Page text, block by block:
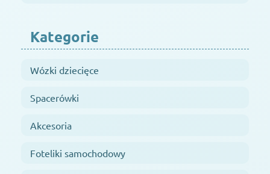
Kategorie
Wózki dziecięce
Spacerówki
Akcesoria
Foteliki samochodowy